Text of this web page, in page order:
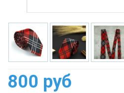
800 руб